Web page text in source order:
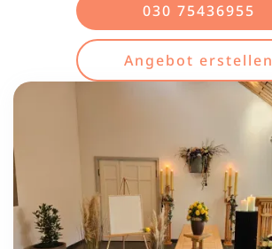
030 75436955
Angebot erstellen